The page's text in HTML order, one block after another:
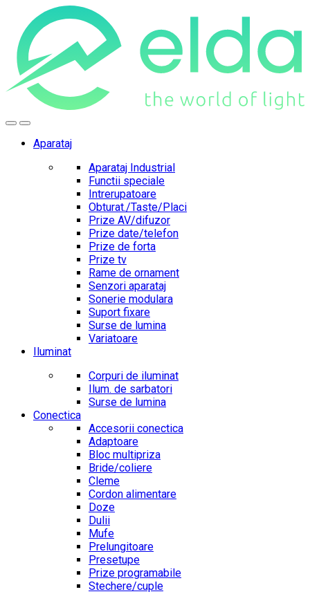
navigation
content
Aparataj
Aparataj Industrial
Functii speciale
Intrerupatoare
Obturat./Taste/Placi
Prize AV/difuzor
Prize date/telefon
Prize de forta
Prize tv
Rame de ornament
Senzori aparataj
Sonerie modulara
Suport fixare
Surse de lumina
Variatoare
Iluminat
Corpuri de iluminat
Ilum. de sarbatori
Surse de lumina
Conectica
Accesorii conectica
Adaptoare
Bloc multipriza
Bride/coliere
Cleme
Cordon alimentare
Doze
Dulii
Mufe
Prelungitoare
Presetupe
Prize programabile
Stechere/cuple